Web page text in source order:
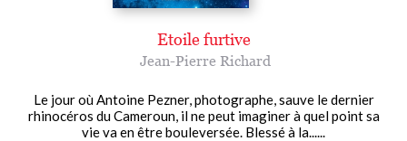
Etoile furtive
Jean-Pierre Richard
Le jour où Antoine Pezner, photographe, sauve le dernier
rhinocéros du Cameroun, il ne peut imaginer à quel point sa
vie va en être bouleversée. Blessé à la......